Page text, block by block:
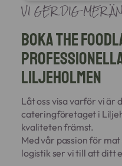
VI GER DIG MER
Boka The
Liljeholmen
Låt oss visa varför vi är
cateringföretaget i
kvaliteten främst.
Med vår passion för
logistik ser vi till att ditt